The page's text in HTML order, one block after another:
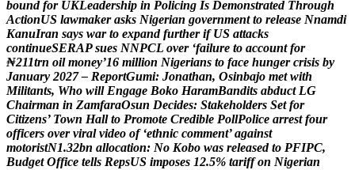
bound for UKLeadership in Policing Is Demonstrated Through
ActionUS lawmaker asks Nigerian government to release Nnamdi
KanuIran says war to expand further if US attacks
continueSERAP sues NNPCL over ‘failure to account for
₦211trn oil money’16 million Nigerians to face hunger crisis by
January 2027 – ReportGumi: Jonathan, Osinbajo met with
Militants, Who will Engage Boko HaramBandits abduct LG
Chairman in ZamfaraOsun Decides: Stakeholders Set for
Citizens’ Town Hall to Promote Credible PollPolice arrest four
officers over viral video of ‘ethnic comment’ against
motoristN1.32bn allocation: No Kobo was released to PFIPC,
Budget Office tells RepsUS imposes 12.5% tariff on Nigerian